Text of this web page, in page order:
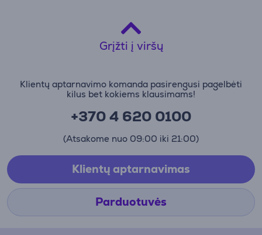
Grįžti į viršų
Klientų aptarnavimo komanda pasirengusi pagelbėti
kilus bet kokiems klausimams!
+370 4 620 0100
(Atsakome nuo 09:00 iki 21:00)
Klientų aptarnavimas
Parduotuvės